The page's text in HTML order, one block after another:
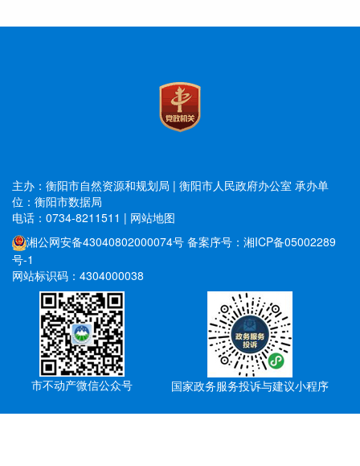
主办：衡阳市自然资源和规划局 | 衡阳市人民政府办公室 承办单
位：衡阳市数据局
电话：0734-8211511 | 网站地图
湘公网安备43040802000074号 备案序号：湘ICP备05002289
号-1
网站标识码：4304000038
市不动产微信公众号 国家政务服务投诉与建议小程序